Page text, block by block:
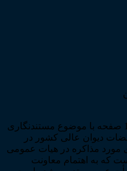
این کتاب مشتمل بر 70 فصل و 1567 صفحه با موضوع مستندنگاری
دیوان عالی کشور در
مورد مذاکره در هیات عمومی
عالی کشور طی سال 1397 است که به اهتمام معاونت